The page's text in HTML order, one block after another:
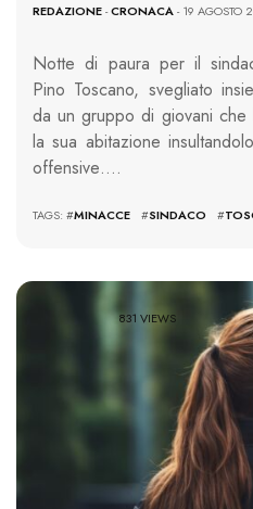
REDAZIONE-CRONACA- 19 AGOSTO
Notte di paura per il
Pino Toscano, svegliato
da un gruppo di giovani che
la sua abitazione
offensive….
TAGS: #MINACCE #SINDACO #
831 VIEWS